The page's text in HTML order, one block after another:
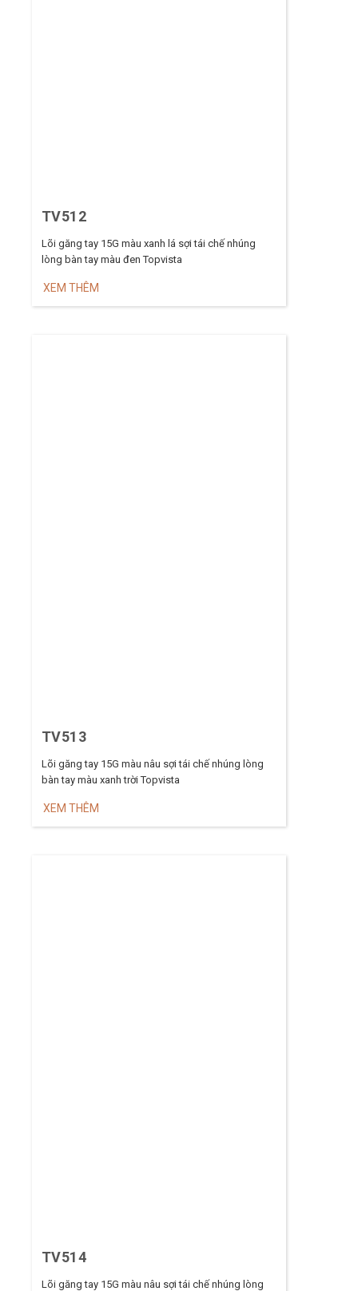
TV512
Lõi găng tay 15G màu xanh lá sợi tái chế nhúng
lòng bàn tay màu đen Topvista
XEM THÊM
TV513
Lõi găng tay 15G màu nâu sợi tái chế nhúng lòng
bàn tay màu xanh trời Topvista
XEM THÊM
TV514
Lõi găng tay 15G màu nâu sợi tái chế nhúng lòng